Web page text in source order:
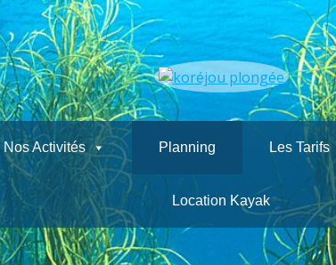
Nos Activités Planning Les Tarifs
Location Kayak